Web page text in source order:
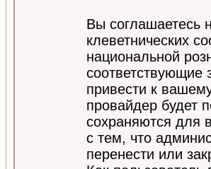
Вы соглашаетесь
клеветнических
национальной
соответствующие
привести к
провайдер будет
сохраняются для
с тем, что
перенести или